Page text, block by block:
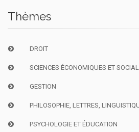
Thèmes
DROIT
SCIENCES ÉCONOMIQUES ET
GESTION
PHILOSOPHIE, LETTRES,
PSYCHOLOGIE ET ÉDUCATION